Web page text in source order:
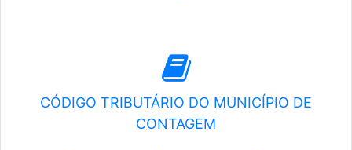
CÓDIGO TRIBUTÁRIO DO MUNICÍPIO DE
CONTAGEM